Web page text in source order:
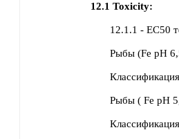
12.1 Toxicity:
12.1.1 - EC50
Рыбы (Fe pH
Рыбы ( Fe pH